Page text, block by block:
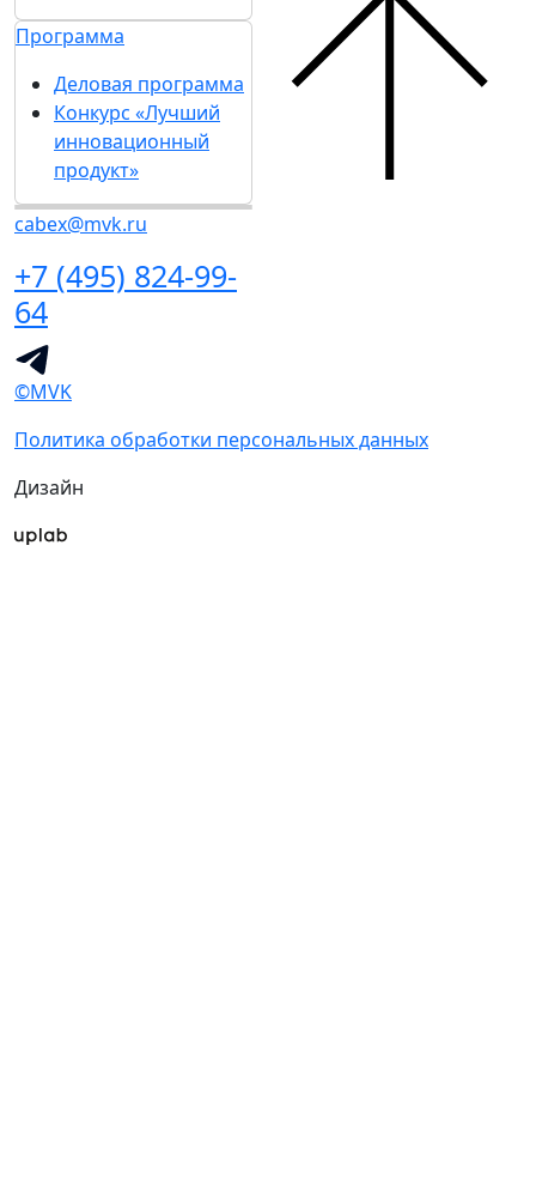
Программа
Деловая программа
Конкурс «Лучший
инновационный
продукт»
cabex@mvk.ru
+7 (495) 824-99-
64
©MVK
Политика обработки персональных данных
Дизайн